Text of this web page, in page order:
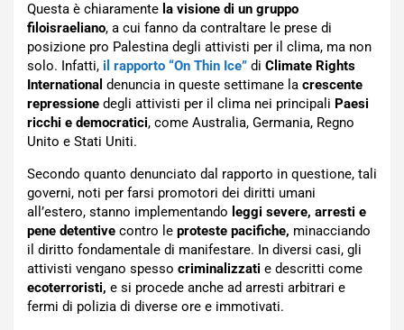
Questa è chiaramente la visione di un gruppo
filoisraeliano, a cui fanno da contraltare le prese di
posizione pro Palestina degli attivisti per il clima, ma non
solo. Infatti, il rapporto “On Thin Ice” di Climate Rights
International denuncia in queste settimane la crescente
repressione degli attivisti per il clima nei principali Paesi
ricchi e democratici, come Australia, Germania, Regno
Unito e Stati Uniti.
Secondo quanto denunciato dal rapporto in questione, tali
governi, noti per farsi promotori dei diritti umani
all’estero, stanno implementando leggi severe, arresti e
pene detentive contro le proteste pacifiche, minacciando
il diritto fondamentale di manifestare. In diversi casi, gli
attivisti vengano spesso criminalizzati e descritti come
ecoterroristi, e si procede anche ad arresti arbitrari e
fermi di polizia di diverse ore e immotivati.